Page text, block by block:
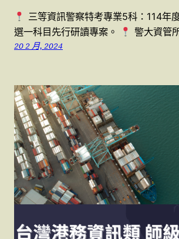
三等資訊警察特考專業5科：114年
選一科目先行研讀專案。
警大資管
20 2 月, 2024